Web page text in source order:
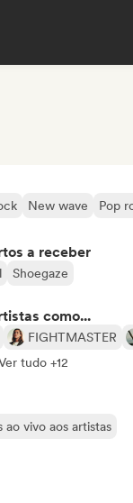
New wave Pop
a receber
Shoegaze
como...
FIGHTMASTER
tudo +12
vivo aos artistas